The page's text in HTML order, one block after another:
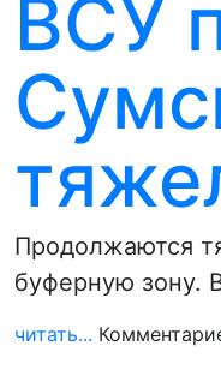
ВСУ
Продолжаются
буферную зону.
читать...